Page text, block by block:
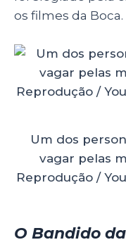
os filmes da Boca.
Um dos
vagar pelas
Reprodução /
O Bandido